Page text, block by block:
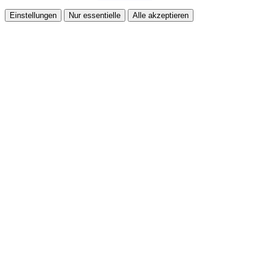
Einstellungen Nur essentielle Alle akzeptieren